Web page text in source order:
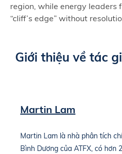
region, while energy leaders
“cliff’s edge” without
Giới thiệu về tác
Martin Lam
Martin Lam là nhà phân tích
Bình Dương của ATFX, có hơn